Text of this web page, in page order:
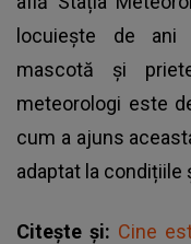
locuiește de ani
mascotă și
meteorologi este
cum a ajuns
adaptat la condițiile
Citește și: Cine